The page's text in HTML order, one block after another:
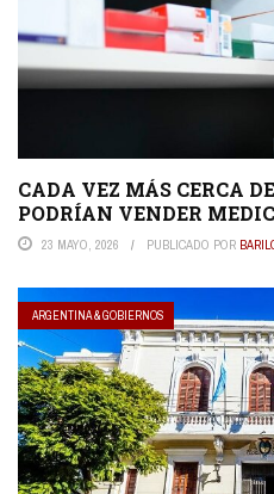
CADA VEZ MÁS CERCA
PODRÍAN VENDER
23 MAYO, 2026 PUBLICADO POR
ARGENTINA & GOBIERNOS